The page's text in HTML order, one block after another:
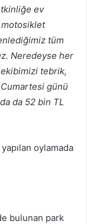
ev
motosiklet
tüm
Neredeyse her
tebrik,
günü
da 52 bin TL
yapılan oylamada
bulunan park